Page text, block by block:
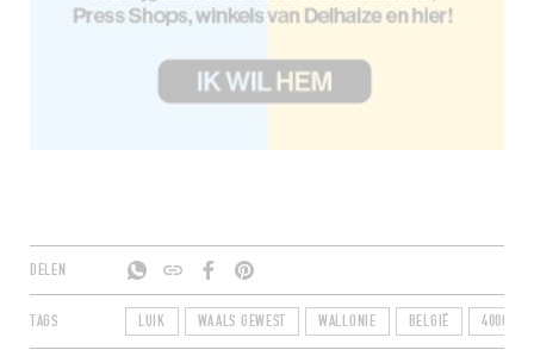
DELEN
TAGS LUIK WAALS GEWEST WALLONIE BELGIË 4000